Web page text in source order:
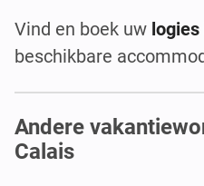
Vind en boek uw logies
beschikbare
Andere
Calais